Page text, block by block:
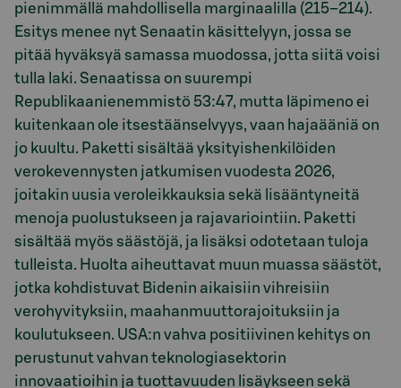
pienimmällä mahdollisella marginaalilla (215–214).
Esitys menee nyt Senaatin käsittelyyn, jossa se
pitää hyväksyä samassa muodossa, jotta siitä voisi
tulla laki. Senaatissa on suurempi
Republikaanienemmistö 53:47, mutta läpimeno ei
kuitenkaan ole itsestäänselvyys, vaan hajaääniä on
jo kuultu. Paketti sisältää yksityishenkilöiden
verokevennysten jatkumisen vuodesta 2026,
joitakin uusia veroleikkauksia sekä lisääntyneitä
menoja puolustukseen ja rajavariointiin. Paketti
sisältää myös säästöjä, ja lisäksi odotetaan tuloja
tulleista. Huolta aiheuttavat muun muassa säästöt,
jotka kohdistuvat Bidenin aikaisiin vihreisiin
verohyvityksiin, maahanmuuttorajoituksiin ja
koulutukseen. USA:n vahva positiivinen kehitys on
perustunut vahvan teknologiasektorin
innovaatioihin ja tuottavuuden lisäykseen sekä